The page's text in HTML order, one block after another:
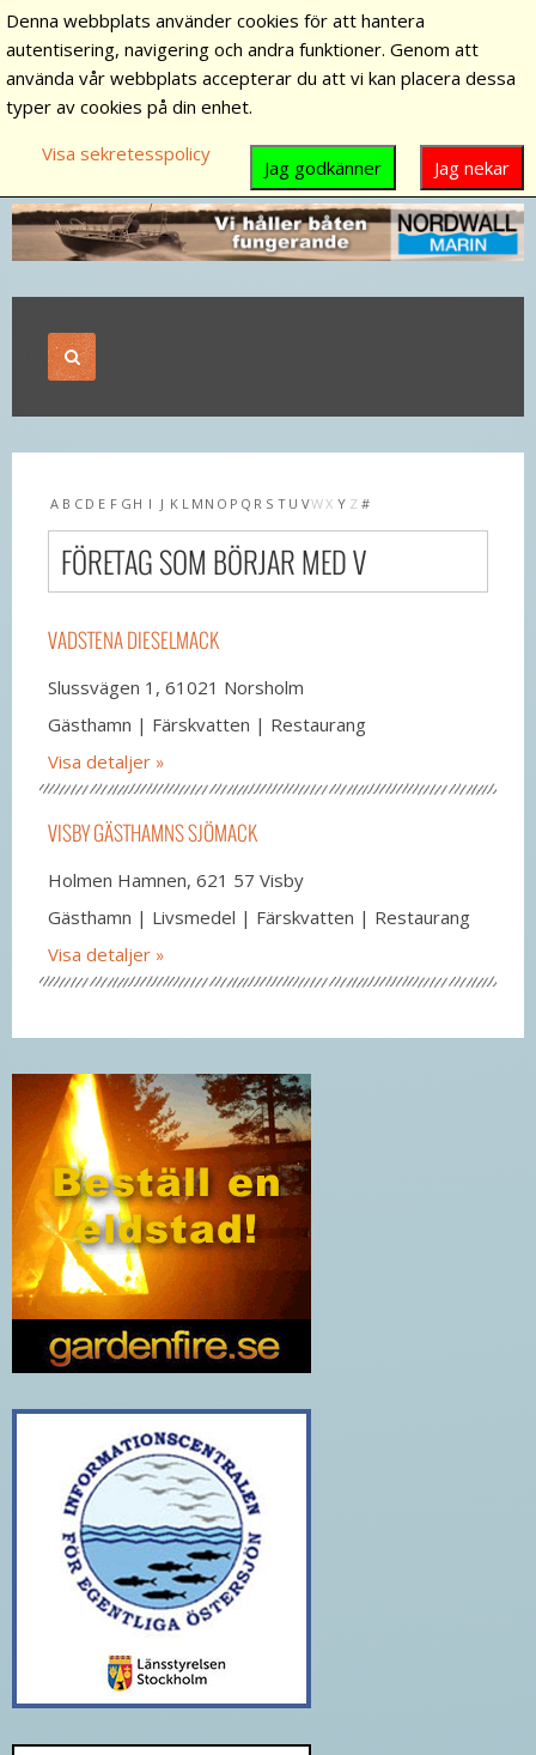
A B C D E F G H I J K L M N O P Q R S T U VWX Y Z #
FÖRETAG SOM BÖRJAR MED V
VADSTENA DIESELMACK
Slussvägen 1, 61021 Norsholm
Gästhamn | Färskvatten | Restaurang
Visa detaljer
VISBY GÄSTHAMNS SJÖMACK
Holmen Hamnen, 621 57 Visby
Gästhamn | Livsmedel | Färskvatten | Restaurang
Visa detaljer
Denna webbplats använder cookies för att hantera
autentisering, navigering och andra funktioner. Genom att
använda vår webbplats accepterar du att vi kan placera dessa
typer av cookies på din enhet.
Visa sekretesspolicy
Jag nekar
Jag godkänner